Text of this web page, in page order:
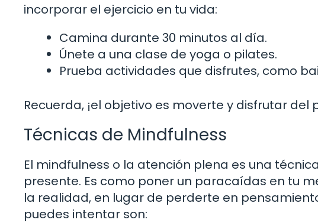
incorporar el ejercicio en tu vida:
Camina durante 30 minutos al día.
Únete a una clase de yoga o pilates.
Prueba actividades que disfrutes, como
Recuerda, ¡el objetivo es moverte y disfrutar del
Técnicas de Mindfulness
El mindfulness o la atención plena es una
presente. Es como poner un paracaídas en tu
la realidad, en lugar de perderte en
puedes intentar son: